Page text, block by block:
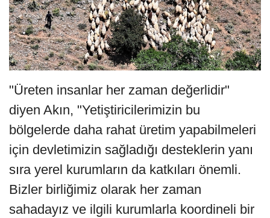
"Üreten insanlar her zaman değerlidir"
diyen Akın, "Yetiştiricilerimizin bu
bölgelerde daha rahat üretim yapabilmeleri
için devletimizin sağladığı desteklerin yanı
sıra yerel kurumların da katkıları önemli.
Bizler birliğimiz olarak her zaman
sahadayız ve ilgili kurumlarla koordineli bir